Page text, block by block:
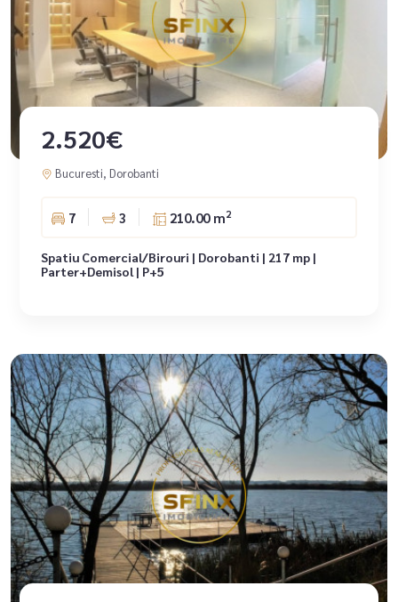
2.520€
Bucuresti, Dorobanti
7 3 210.00 m2
Spatiu Comercial/Birouri | Dorobanti | 217 mp |
Parter+Demisol | P+5